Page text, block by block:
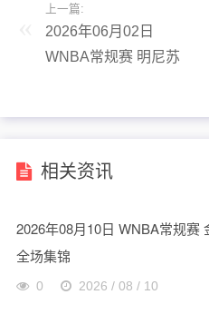
上一篇:
2026年06月02日
WNBA常规赛 明尼苏
相关资讯
2026年08月10日 WNBA常规赛
全场集锦
0 2026 / 08 / 10